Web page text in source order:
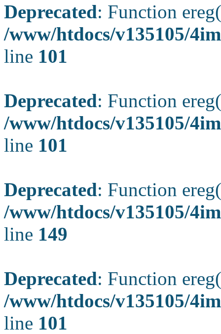
Deprecated: Function
/www/htdocs/v135105/
line 101
Deprecated: Function
/www/htdocs/v135105/
line 101
Deprecated: Function
/www/htdocs/v135105/
line 149
Deprecated: Function
/www/htdocs/v135105/
line 101